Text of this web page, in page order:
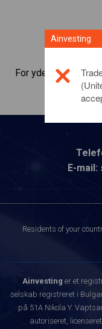
For yderligere
E-mail:
Residents of your
Ainvesting er et
selskab registreret i
på 51A Nikola Y.
autoriseret,
Ainvesting